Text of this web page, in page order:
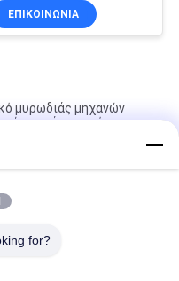
ΕΠΙΚΟΙΝΩΝΊΑ
μυρωδιάς μηχανών
στάσεων μόνο
μικρή μεγέθους
HVAC εμπορική
μηχανή μυρωδιάς
for?